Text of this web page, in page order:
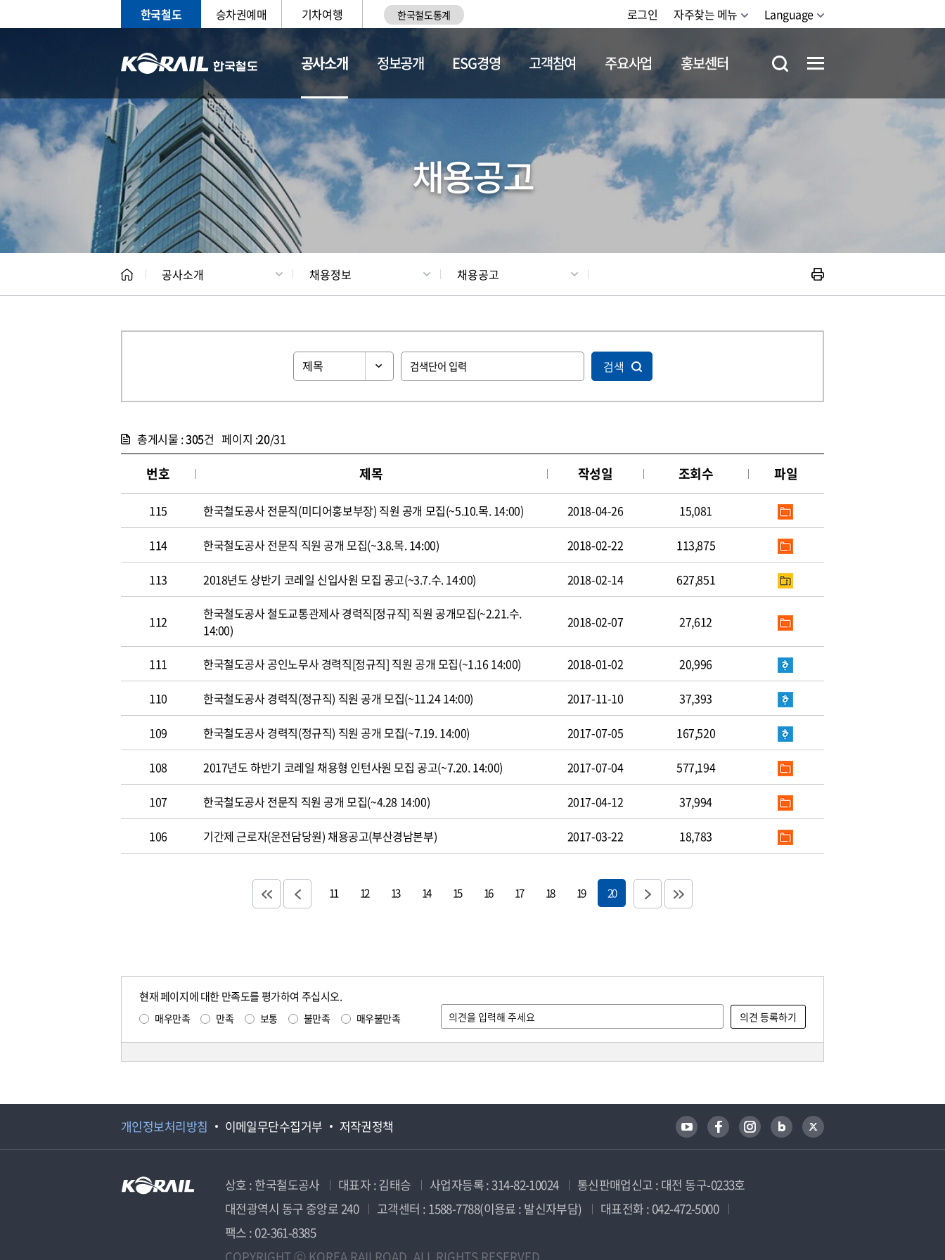
한국철도 승차권예매 기차여행 한국철도통계 로그인 자주찾는 메뉴 Language
공사소개
CEO 일반현황 채용정보
정보공개 ESG경영 고객참여 주요사업 홍보센터
채용공고
공사소개 채용정보 채용공고
검색
총게시물 :305건 페이지 :20/31
번호 제목 작성일 조회수 파일
115 한국철도공사 전문직(미디어홍보부장) 직원 공개 모집(~5.10.목. 14:00) 2018-04-26 15,081
114 한국철도공사 전문직 직원 공개 모집(~3.8.목. 14:00) 2018-02-22 113,875
113 2018년도 상반기 코레일 신입사원 모집 공고(~3.7.수. 14:00) 2018-02-14 627,851
112
한국철도공사 철도교통관제사 경력직[정규직] 직원 공개모집(~2.21.수.
14:00)
2018-02-07 27,612
111 한국철도공사 공인노무사 경력직[정규직] 직원 공개 모집(~1.16 14:00) 2018-01-02 20,996
110 한국철도공사 경력직(정규직) 직원 공개 모집(~11.24 14:00) 2017-11-10 37,393
109 한국철도공사 경력직(정규직) 직원 공개 모집(~7.19. 14:00) 2017-07-05 167,520
108 2017년도 하반기 코레일 채용형 인턴사원 모집 공고(~7.20. 14:00) 2017-07-04 577,194
107 한국철도공사 전문직 직원 공개 모집(~4.28 14:00) 2017-04-12 37,994
106 기간제 근로자(운전담당원) 채용공고(부산경남본부) 2017-03-22 18,783
11 12 13 14 15 16 17 18 19 20
현재 페이지에 대한 만족도를 평가하여 주십시오.
매우만족 만족 보통 불만족 매우불만족
개인정보처리방침 이메일무단수집거부 저작권정책
상호 : 한국철도공사 대표자 : 김태승 사업자등록 : 314-82-10024
통신판매업신고 : 대전 동구-0233호
대전광역시 동구 중앙로 240
고객센터 : 1588-7788(이용료 : 발신자부담)
대표전화 : 042-472-5000
팩스 : 02-361-8385
COPYRIGHT ⓒ KOREA RAILROAD. ALL RIGHTS RESERVED.